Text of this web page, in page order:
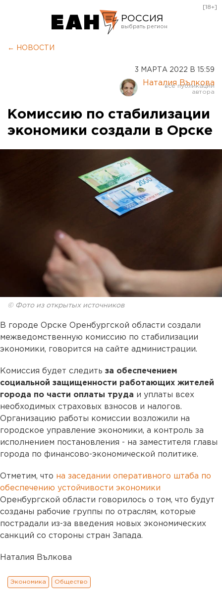
РОССИЯ
Курган
Оренбург
[18+]
← НОВОСТИ
3 МАРТА 2022 В 15:59
Наталия Вълкова
Комиссию по стабилизации
экономики создали в Орске
© Фото из открытых источников
В городе Орске Оренбургской области создали
межведомственную комиссию по стабилизации
экономики, говорится на сайте администрации.
Комиссия будет следить за обеспечением
социальной защищенности работающих жителей
города по части оплаты труда и уплаты всех
необходимых страховых взносов и налогов.
Организацию работы комиссии возложили на
городское управление экономики, а контроль за
исполнением постановления - на заместителя главы
города по финансово-экономической политике.
Отметим, что на заседании оперативного штаба по
обеспечению устойчивости экономики
Оренбургской области говорилось о том, что будут
созданы рабочие группы по отраслям, которые
пострадали из-за введения новых экономических
санкций со стороны стран Запада.
Наталия Вълкова
Экономика Общество